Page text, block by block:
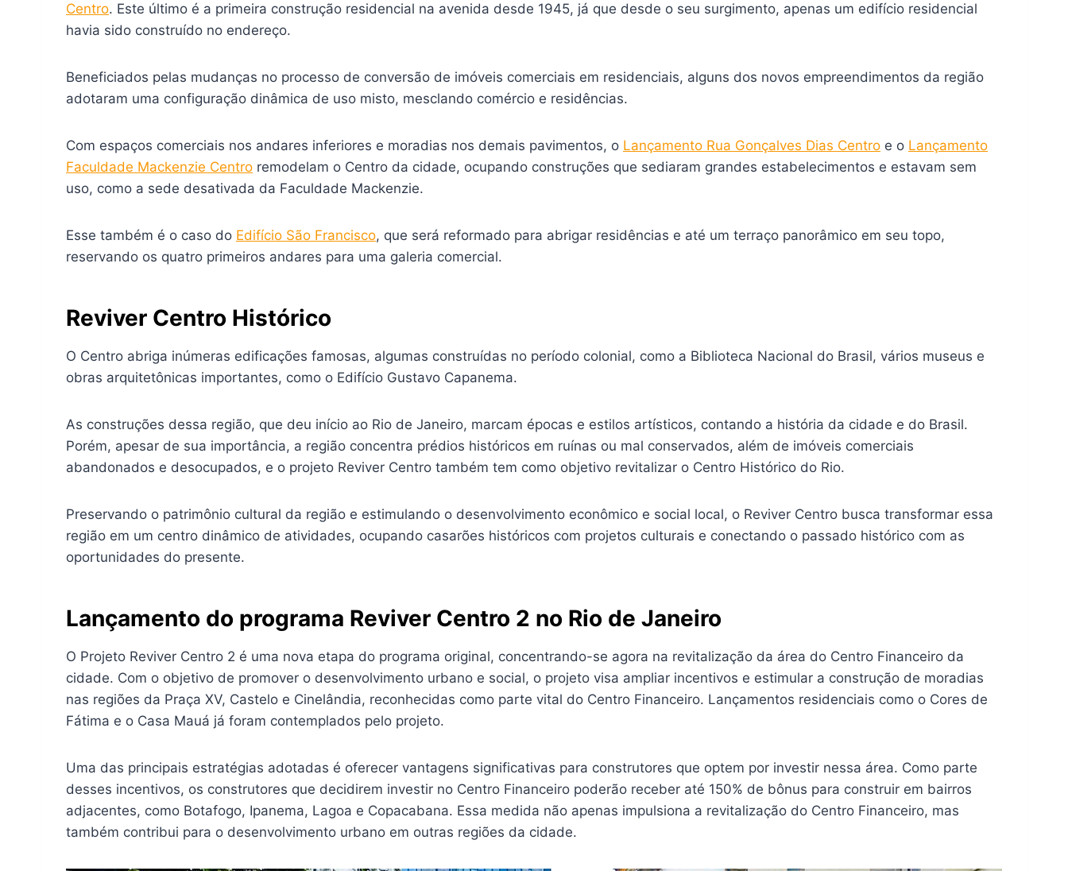
Centro. Este último é a primeira construção residencial na avenida desde 1945, já que desde o seu surgimento, apenas um edifício residencial
havia sido construído no endereço.
Beneficiados pelas mudanças no processo de conversão de imóveis comerciais em residenciais, alguns dos novos empreendimentos da região
adotaram uma configuração dinâmica de uso misto, mesclando comércio e residências.
Com espaços comerciais nos andares inferiores e moradias nos demais pavimentos, o Lançamento Rua Gonçalves Dias Centro e o Lançamento
Faculdade Mackenzie Centro remodelam o Centro da cidade, ocupando construções que sediaram grandes estabelecimentos e estavam sem
uso, como a sede desativada da Faculdade Mackenzie.
Esse também é o caso do Edifício São Francisco, que será reformado para abrigar residências e até um terraço panorâmico em seu topo,
reservando os quatro primeiros andares para uma galeria comercial.
Reviver Centro Histórico
O Centro abriga inúmeras edificações famosas, algumas construídas no período colonial, como a Biblioteca Nacional do Brasil, vários museus e
obras arquitetônicas importantes, como o Edifício Gustavo Capanema.
As construções dessa região, que deu início ao Rio de Janeiro, marcam épocas e estilos artísticos, contando a história da cidade e do Brasil.
Porém, apesar de sua importância, a região concentra prédios históricos em ruínas ou mal conservados, além de imóveis comerciais
abandonados e desocupados, e o projeto Reviver Centro também tem como objetivo revitalizar o Centro Histórico do Rio.
Preservando o patrimônio cultural da região e estimulando o desenvolvimento econômico e social local, o Reviver Centro busca transformar essa
região em um centro dinâmico de atividades, ocupando casarões históricos com projetos culturais e conectando o passado histórico com as
oportunidades do presente.
Lançamento do programa Reviver Centro 2 no Rio de Janeiro
O Projeto Reviver Centro 2 é uma nova etapa do programa original, concentrando-se agora na revitalização da área do Centro Financeiro da
cidade. Com o objetivo de promover o desenvolvimento urbano e social, o projeto visa ampliar incentivos e estimular a construção de moradias
nas regiões da Praça XV, Castelo e Cinelândia, reconhecidas como parte vital do Centro Financeiro. Lançamentos residenciais como o Cores de
Fátima e o Casa Mauá já foram contemplados pelo projeto.
Uma das principais estratégias adotadas é oferecer vantagens significativas para construtores que optem por investir nessa área. Como parte
desses incentivos, os construtores que decidirem investir no Centro Financeiro poderão receber até 150% de bônus para construir em bairros
adjacentes, como Botafogo, Ipanema, Lagoa e Copacabana. Essa medida não apenas impulsiona a revitalização do Centro Financeiro, mas
também contribui para o desenvolvimento urbano em outras regiões da cidade.